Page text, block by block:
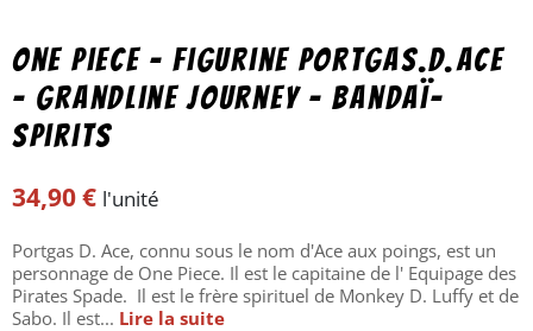
One Piece – Figurine Portgas.D.Ace
– Grandline Journey – Bandaï-
Spirits
34,90€ l'unité
Portgas D. Ace, connu sous le nom d'Ace aux poings, est un
personnage de One Piece. Il est le capitaine de l' Equipage des
Pirates Spade. Il est le frère spirituel de Monkey D. Luffy et de
Sabo. Il est... Lire la suite